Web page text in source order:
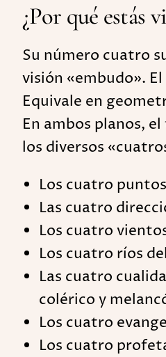
¿Por qué estás
Su número cuatro
visión «embudo».
Equivale en
En ambos planos,
los diversos
Los cuatro
Las cuatro
Los cuatro
Los cuatro ríos
Las cuatro
colérico y
Los cuatro
Los cuatro